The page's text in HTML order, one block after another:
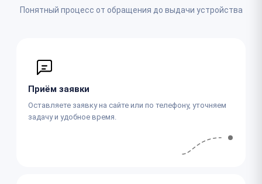
Понятный процесс от обращения до выдачи устройства
Приём заявки
Оставляете заявку на сайте или по телефону, уточняем
задачу и удобное время.